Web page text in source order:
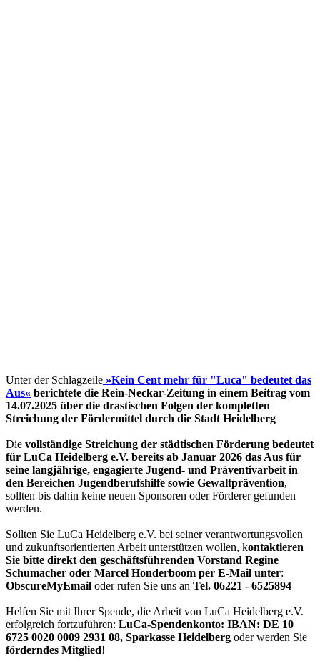
Unter der Schlagzeile »Kein Cent mehr für "Luca" bedeutet das
Aus« berichtete die Rein-Neckar-Zeitung in einem Beitrag vom
14.07.2025 über die drastischen Folgen der kompletten
Streichung der Fördermittel durch die Stadt Heidelberg
Die vollständige Streichung der städtischen Förderung bedeutet
für LuCa Heidelberg e.V. bereits ab Januar 2026 das Aus für
seine langjährige, engagierte Jugend- und Präventivarbeit in
den Bereichen Jugendberufshilfe sowie Gewaltprävention,
sollten bis dahin keine neuen Sponsoren oder Förderer gefunden
werden.
Sollten Sie LuCa Heidelberg e.V. bei seiner verantwortungsvollen
und zukunftsorientierten Arbeit unterstützen wollen, kontaktieren
Sie bitte direkt den geschäftsführenden Vorstand Regine
Schumacher oder Marcel Honderboom per E-Mail unter:
ObscureMyEmail oder rufen Sie uns an Tel. 06221 - 6525894
Helfen Sie mit Ihrer Spende, die Arbeit von LuCa Heidelberg e.V.
erfolgreich fortzuführen: LuCa-Spendenkonto: IBAN: DE 10
6725 0020 0009 2931 08, Sparkasse Heidelberg oder werden Sie
förderndes Mitglied!